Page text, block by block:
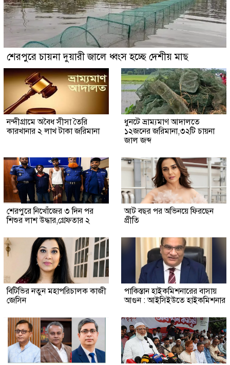
শেরপুরে চায়না দুয়ারী জালে ধ্বংস হচ্ছে দেশীয় মাছ
নন্দীগ্রামে অবৈধ সীসা তৈরি
কারখানার ২ লাখ টাকা জরিমানা
ধুনটে ভ্রাম্যমাণ আদালতে
১২জনের জরিমানা,৩২টি চায়না
জাল জব্দ
শেরপুরে নিখোঁজের ৩ দিন পর
শিশুর লাশ উদ্ধার,গ্রেফতার ২
আট বছর পর অভিনয়ে ফিরছেন
প্রীতি
বিটিভির নতুন মহাপরিচালক কাজী
জেসিন
পাকিস্তান হাইকমিশনারের বাসায়
আগুন : আইসিইউতে হাইকমিশনার